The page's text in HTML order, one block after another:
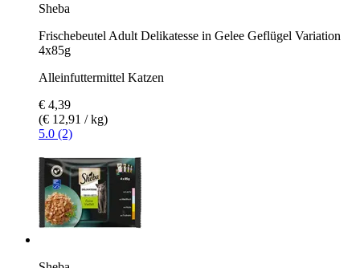
Sheba
Frischebeutel Adult Delikatesse in Gelee Geflügel Variation
4x85g
Alleinfuttermittel Katzen
€ 4,39
(€ 12,91 / kg)
5.0 (2)